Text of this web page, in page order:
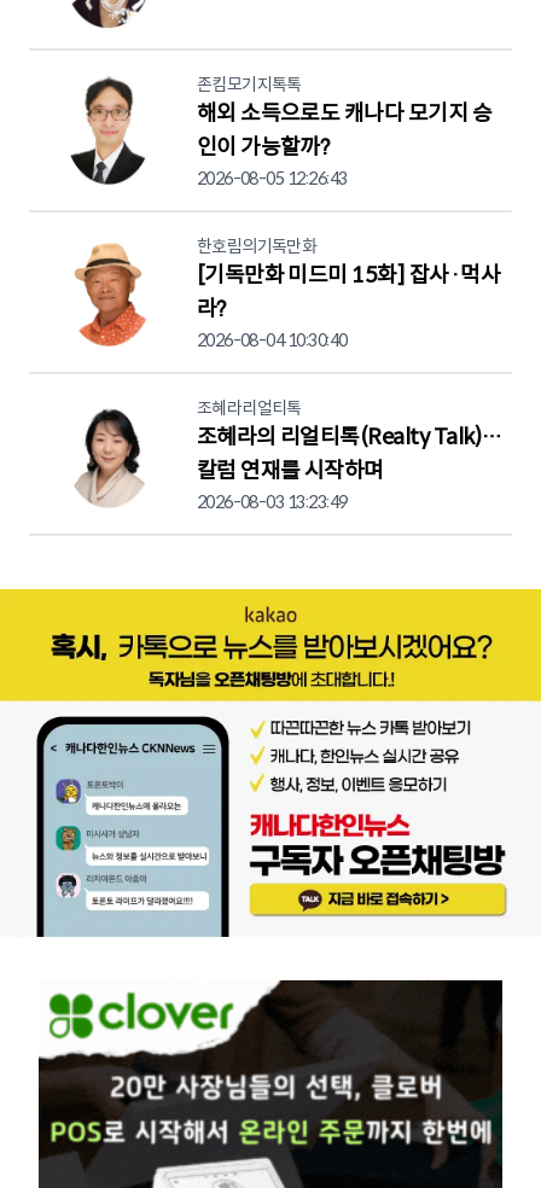
존킴모기지톡톡
해외 소득으로도 캐나다 모기지 승
인이 가능할까?
2026-08-05 12:26:43
한호림의기독만화
[기독만화 미드미 15화] 잡사·먹사
라?
2026-08-04 10:30:40
조혜라리얼티톡
조혜라의 리얼티톡(Realty Talk)…
칼럼 연재를 시작하며
2026-08-03 13:23:49